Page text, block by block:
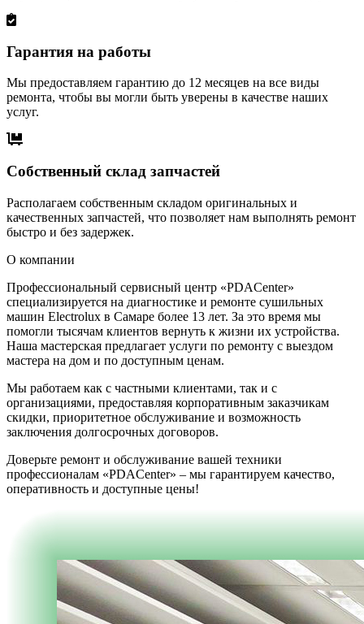
Гарантия на работы
Мы предоставляем гарантию до 12 месяцев на все виды
ремонта, чтобы вы могли быть уверены в качестве наших
услуг.
Собственный склад запчастей
Располагаем собственным складом оригинальных и
качественных запчастей, что позволяет нам выполнять ремонт
быстро и без задержек.
О компании
Профессиональный сервисный центр «PDACenter»
специализируется на диагностике и ремонте сушильных
машин Electrolux в Самаре более 13 лет. За это время мы
помогли тысячам клиентов вернуть к жизни их устройства.
Наша мастерская предлагает услуги по ремонту с выездом
мастера на дом и по доступным ценам.
Мы работаем как с частными клиентами, так и с
организациями, предоставляя корпоративным заказчикам
скидки, приоритетное обслуживание и возможность
заключения долгосрочных договоров.
Доверьте ремонт и обслуживание вашей техники
профессионалам «PDACenter» – мы гарантируем качество,
оперативность и доступные цены!